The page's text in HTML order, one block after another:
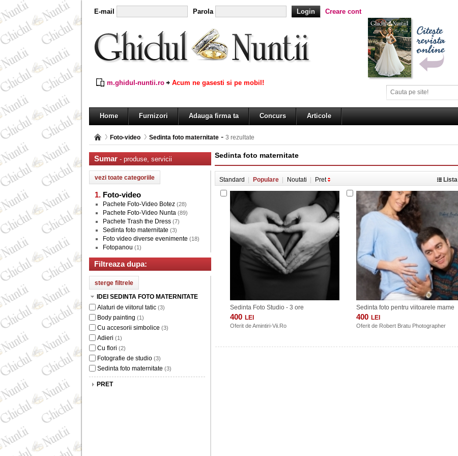
E-mail Parola Creare cont
m.ghidul-nuntii.ro Acum ne gasesti si pe mobil!
Home Furnizori Adauga firma ta Concurs Articole
Foto-video Sedinta foto maternitate - 3 rezultate
Sumar - produse, servicii
Foto-video
Pachete Foto-Video Botez (28)
Pachete Foto-Video Nunta (89)
Pachete Trash the Dress (7)
Sedinta foto maternitate (3)
Foto video diverse evenimente (18)
Fotopanou (1)
Filtreaza dupa:
IDEI SEDINTA FOTO MATERNITATE
Alaturi de viitorul tatic (3)
Body painting (1)
Cu accesorii simbolice (3)
Adieri (1)
Cu flori (2)
Fotografie de studio (3)
Sedinta foto maternitate (3)
PRET
Sedinta foto maternitate
Standard Populare Noutati Pret Lista
Sedinta Foto Studio - 3 ore
400 LEI
Oferit deAmintiri-Vii.Ro
Sedinta foto pentru viitoarele mame
400 LEI
Oferit de Robert Bratu Photographer